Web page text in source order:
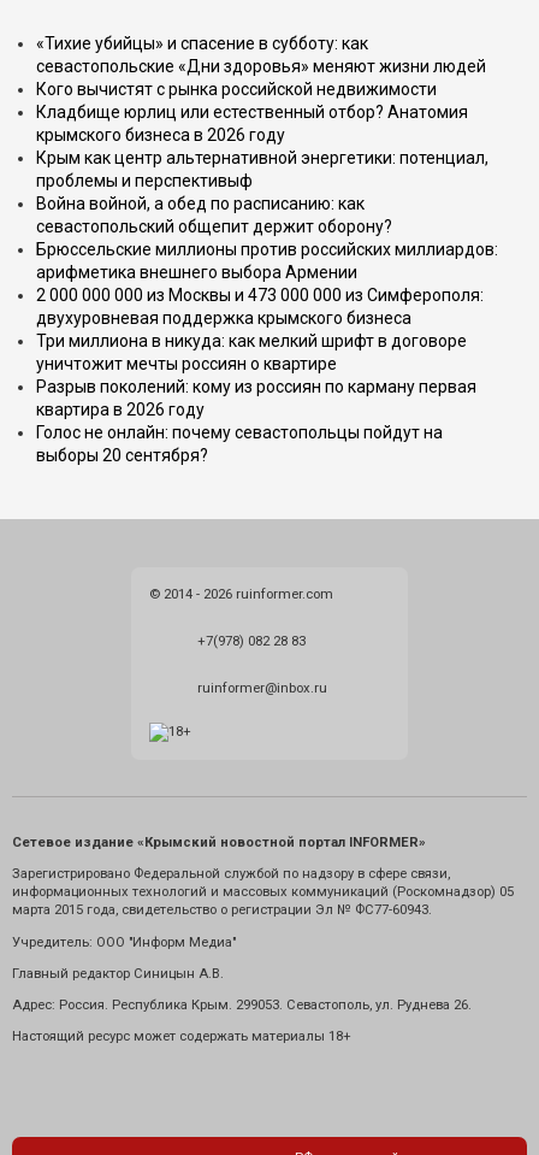
«Тихие убийцы» и спасение в субботу: как
севастопольские «Дни здоровья» меняют жизни людей
Кого вычистят с рынка российской недвижимости
Кладбище юрлиц или естественный отбор? Анатомия
крымского бизнеса в 2026 году
Крым как центр альтернативной энергетики: потенциал,
проблемы и перспективыф
Война войной, а обед по расписанию: как
севастопольский общепит держит оборону?
Брюссельские миллионы против российских миллиардов:
арифметика внешнего выбора Армении
2 000 000 000 из Москвы и 473 000 000 из Симферополя:
двухуровневая поддержка крымского бизнеса
Три миллиона в никуда: как мелкий шрифт в договоре
уничтожит мечты россиян о квартире
Разрыв поколений: кому из россиян по карману первая
квартира в 2026 году
Голос не онлайн: почему севастопольцы пойдут на
выборы 20 сентября?
© 2014 - 2026 ruinformer.com
+7(978) 082 28 83
ruinformer@inbox.ru
Сетевое издание «Крымский новостной портал INFORMER»
Зарегистрировано Федеральной службой по надзору в сфере связи,
информационных технологий и массовых коммуникаций (Роскомнадзор) 05
марта 2015 года, свидетельство о регистрации Эл № ФС77-60943.
Учредитель: ООО "Информ Медиа"
Главный редактор Синицын А.В.
Адрес: Россия. Республика Крым. 299053. Севастополь, ул. Руднева 26.
Настоящий ресурс может содержать материалы 18+